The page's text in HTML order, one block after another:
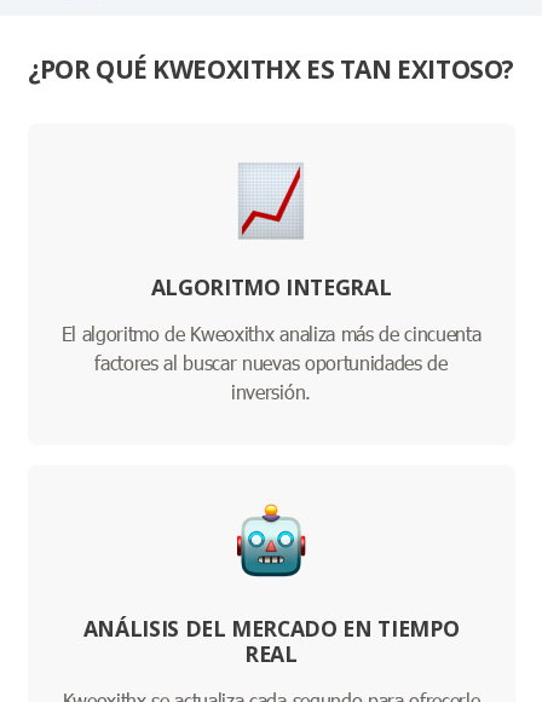
¿POR QUÉ KWEOXITHX ES TAN EXITOSO?
ALGORITMO INTEGRAL
El algoritmo de Kweoxithx analiza más de cincuenta
factores al buscar nuevas oportunidades de
inversión.
ANÁLISIS DEL MERCADO EN TIEMPO
REAL